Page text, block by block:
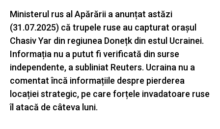
Ministerul rus al Apărării a anunțat astăzi
(31.07.2025) că trupele ruse au capturat orașul
Chasiv Yar din regiunea Donețk din estul Ucrainei.
Informația nu a putut fi verificată din surse
independente, a subliniat Reuters. Ucraina nu a
comentat încă informațiile despre pierderea
locației strategic, pe care forțele invadatoare ruse
îl atacă de câteva luni.